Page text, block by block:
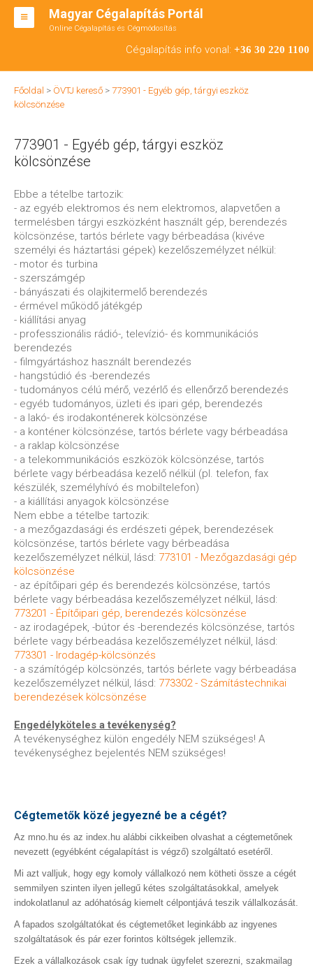
Magyar Cégalapítás Portál
Online Cégalapítás és Cégmódosítás
Cégalapítás info vonal: +36 30 220 1100
BT ALAPÍTÁS
RT ALAPÍTÁS
ÁTALAKULÁS
ENGEDÉLYKÖTELES
Főoldal > ÖVTJ kereső > 773901 - Egyéb gép, tárgyi eszköz
kölcsönzése
773901 - Egyéb gép, tárgyi eszköz
kölcsönzése
Ebbe a tételbe tartozik:
- az egyéb elektromos és nem elektromos, alapvetően a
termelésben tárgyi eszközként használt gép, berendezés
kölcsönzése, tartós bérlete vagy bérbeadása (kivéve
személyi és háztartási gépek) kezelőszemélyzet nélkül:
- motor és turbina
- szerszámgép
- bányászati és olajkitermelő berendezés
- érmével működő játékgép
- kiállítási anyag
- professzionális rádió-, televízió- és kommunikációs
berendezés
- filmgyártáshoz használt berendezés
- hangstúdió és -berendezés
- tudományos célú mérő, vezérlő és ellenőrző berendezés
- egyéb tudományos, üzleti és ipari gép, berendezés
- a lakó- és irodakonténerek kölcsönzése
- a konténer kölcsönzése, tartós bérlete vagy bérbeadása
- a raklap kölcsönzése
- a telekommunikációs eszközök kölcsönzése, tartós
bérlete vagy bérbeadása kezelő nélkül (pl. telefon, fax
készülék, személyhívó és mobiltelefon)
- a kiállítási anyagok kölcsönzése
Nem ebbe a tételbe tartozik:
- a mezőgazdasági és erdészeti gépek, berendezések
kölcsönzése, tartós bérlete vagy bérbeadása
kezelőszemélyzet nélkül, lásd: 773101 - Mezőgazdasági gép
kölcsönzése
- az építőipari gép és berendezés kölcsönzése, tartós
bérlete vagy bérbeadása kezelőszemélyzet nélkül, lásd:
773201 - Építőipari gép, berendezés kölcsönzése
- az irodagépek, -bútor és -berendezés kölcsönzése, tartós
bérlete vagy bérbeadása kezelőszemélyzet nélkül, lásd:
773301 - Irodagép-kölcsönzés
- a számítógép kölcsönzés, tartós bérlete vagy bérbeadása
kezelőszemélyzet nélkül, lásd: 773302 - Számítástechnikai
berendezések kölcsönzése
Engedélyköteles a tevékenység?
A tevékenységhez külön engedély NEM szükséges! A
tevékenységhez bejelentés NEM szükséges!
Cégtemetők közé jegyezné be a cégét?
Az mno.hu és az index.hu alábbi cikkeiben olvashat a cégtemetőnek
nevezett (egyébként cégalapítást is végző) szolgáltató esetéről.
Mi azt valljuk, hogy egy komoly vállalkozó nem kötheti össze a cégét
semmilyen szinten ilyen jellegű kétes szolgáltatásokkal, amelyek
indokolatlanul az adóhatóság kiemelt célpontjává teszik vállalkozását.
A fapados szolgáltatókat és cégtemetőket leginkább az ingyenes
szolgáltatások és pár ezer forintos költségek jellemzik.
Ezek a vállalkozások csak így tudnak ügyfelet szerezni, szakmailag